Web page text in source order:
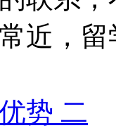
近，
势 二